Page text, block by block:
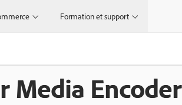
Formation et support
Media Encoder